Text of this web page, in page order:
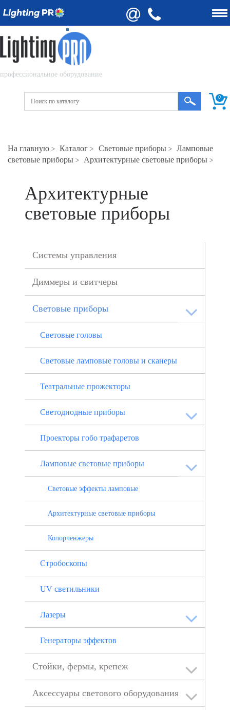
профессиональное оборудование
0
На главную > Каталог > Световые приборы >
Ламповые
световые приборы > Архитектурные световые приборы >
Архитектурные
световые приборы
Системы управления
Диммеры и свитчеры
Световые приборы
Световые головы
Световые ламповые головы и сканеры
Театральные прожекторы
Светодиодные приборы
Проекторы гобо трафаретов
Ламповые световые приборы
Световые эффекты ламповые
Архитектурные световые приборы
Колорченжеры
Стробоскопы
UV светильники
Лазеры
Генераторы эффектов
Стойки, фермы, крепеж
Аксессуары светового оборудования